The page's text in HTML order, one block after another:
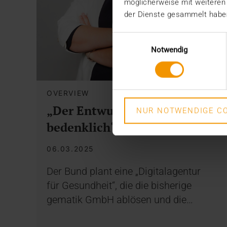
möglicherweise mit
der Dienste gesammelt
Notwendig
NUR NOTWENDIGE
OVERVIEW
„Der Entwurf ist höchst
bedenklich“
06.03.2025
Der Bund plant eine „Digitalagentur
für Gesundheit“, die die bisherige
gematik GmbH ablösen und die…